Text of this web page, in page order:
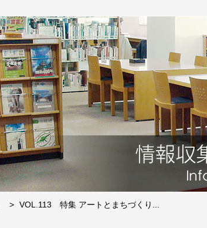
> VOL.113 特集 アートとまちづくり...